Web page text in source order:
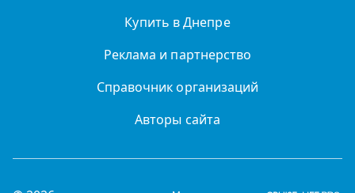
Купить в Днепре
Реклама и партнерство
Справочник организаций
Авторы сайта